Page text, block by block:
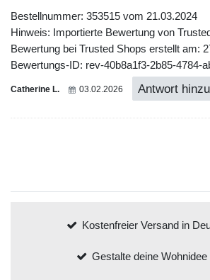
Bestellnummer: 353515 vom 21.03.2024
Hinweis: Importierte Bewertung von
Bewertung bei Trusted Shops erstellt am:
Bewertungs-ID: rev-40b8a1f3-2b85-4784-
Catherine L. 03.02.2026 Antwort
Kostenfreier Versand in
Gestalte deine Wohnidee